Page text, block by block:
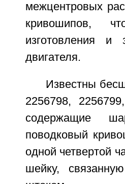
межцентровых
кривошипов,
изготовления и
двигателя.
Известны
2256798,
содержащие
поводковый
одной четвертой
шейку,